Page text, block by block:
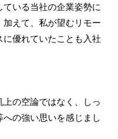
いる当社の企業姿勢に
えて、私が望むリモー
に優れていたことも入社
の空論ではなく、しっ
の強い思いを感じまし